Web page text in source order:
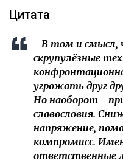
Цитата
- В том и смысл,
скрупулёзные
угрожать друг
Но наоборот -
славословия.
напряжение,
компромисс.
ответственные